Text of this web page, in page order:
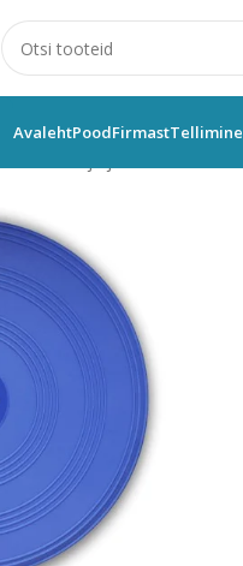
AvalehtPoodFirmastTellimine